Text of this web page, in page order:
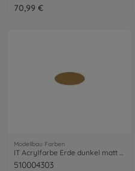
70,99 €
Modellbau Farben
510004303